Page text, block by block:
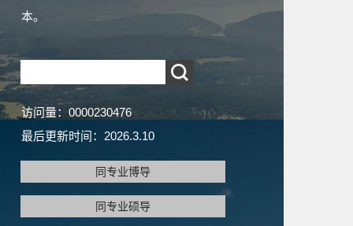
本。
访问量： 0000230476
最后更新时间： 2026.3.10
同专业博导
同专业硕导